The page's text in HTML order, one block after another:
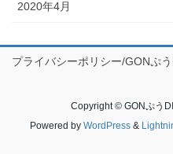
2020年4月
プライバシーポリシー/GONぷ
Copyright © GONぷう
Powered by WordPress&